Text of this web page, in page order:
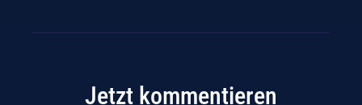
Jetzt kommentieren